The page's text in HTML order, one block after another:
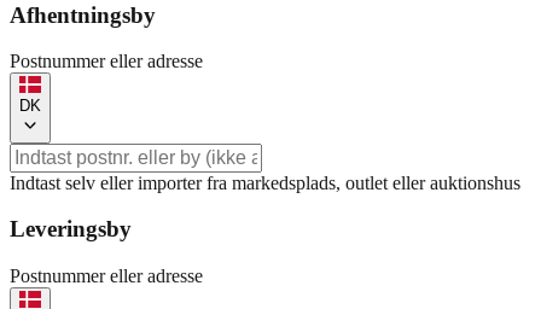
Afhentningsby
Postnummer eller adresse
DK
Indtast selv eller importer fra markedsplads, outlet eller auktionshus
Leveringsby
Postnummer eller adresse